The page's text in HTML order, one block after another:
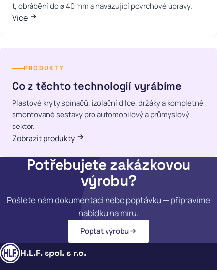
t, obrábění do ⌀ 40 mm a navazující povrchové úpravy.
Více
PRODUKTY
Co z těchto technologií vyrábíme
Plastové kryty spínačů, izolační dílce, držáky a kompletně
smontované sestavy pro automobilový a průmyslový
sektor.
Zobrazit produkty
Potřebujete zakázkovou
výrobu?
Pošlete nám dokumentaci nebo poptávku — připravíme
nabídku na míru.
Poptat výrobu
H.L.F. spol. s r.o.